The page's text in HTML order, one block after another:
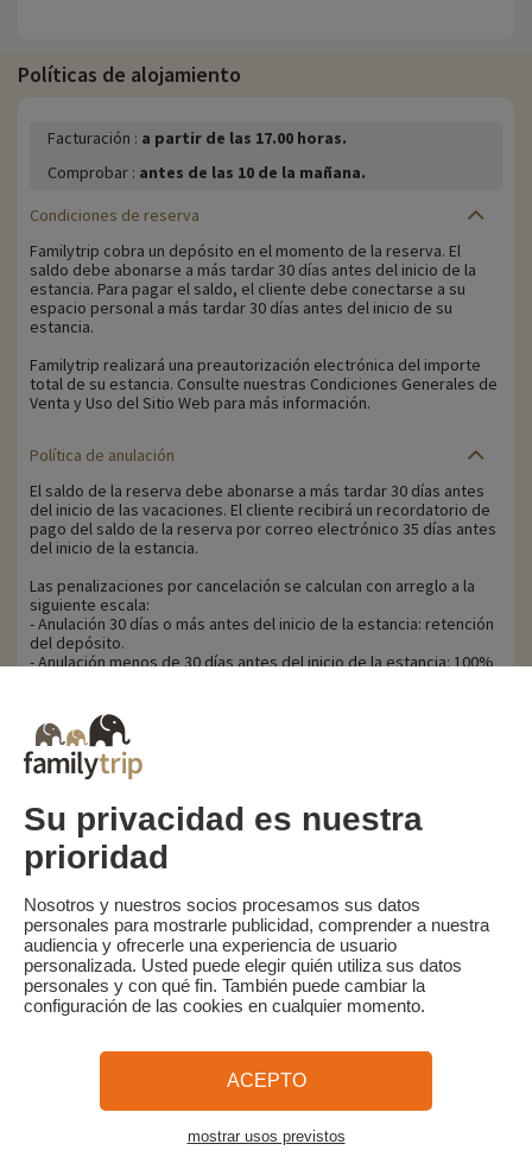
Políticas de alojamiento
Facturación : a partir de las 17.00 horas.
Comprobar : antes de las 10 de la mañana.
Condiciones de reserva
Familytrip cobra un depósito en el momento de la reserva. El
saldo debe abonarse a más tardar 30 días antes del inicio de la
estancia. Para pagar el saldo, el cliente debe conectarse a su
espacio personal a más tardar 30 días antes del inicio de su
estancia.
Familytrip realizará una preautorización electrónica del importe
total de su estancia. Consulte nuestras Condiciones Generales de
Venta y Uso del Sitio Web para más información.
Política de anulación
El saldo de la reserva debe abonarse a más tardar 30 días antes
del inicio de las vacaciones. El cliente recibirá un recordatorio de
pago del saldo de la reserva por correo electrónico 35 días antes
del inicio de la estancia.
Las penalizaciones por cancelación se calculan con arreglo a la
siguiente escala:
- Anulación 30 días o más antes del inicio de la estancia: retención
del depósito.
- Anulación menos de 30 días antes del inicio de la estancia: 100%
Familytrip le recomienda contratar un seguro de anulación con su
socio AREAS Assurances. Suscribir en el momento de la reserva o
en las 24 horas siguientes a la reserva por teléfono.
Familytrip
Lo que la prensa dice de nosotros
Socios FAQ Blog Mapa del sitio
Pago seguro dirigido por Sooyoos
¿Necesitas ayuda?
Su privacidad es nuestra
prioridad
Nosotros y nuestros socios procesamos sus datos
personales para mostrarle publicidad, comprender a nuestra
audiencia y ofrecerle una experiencia de usuario
personalizada. Usted puede elegir quién utiliza sus datos
personales y con qué fin. También puede cambiar la
configuración de las cookies en cualquier momento.
ACEPTO
mostrar usos previstos